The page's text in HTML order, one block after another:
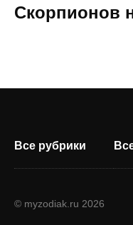
Скорпионов
Все рубрики
© myzodiak.ru 2026